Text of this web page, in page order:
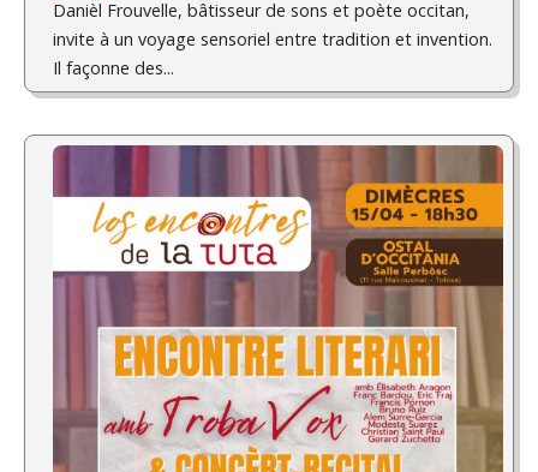
Danièl Frouvelle, bâtisseur de sons et poète occitan,
invite à un voyage sensoriel entre tradition et invention.
Il façonne des...